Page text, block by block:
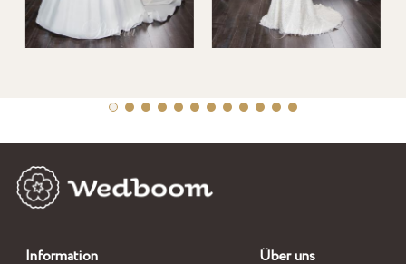
Information Über uns